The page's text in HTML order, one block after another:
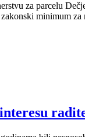
za parcelu
zakonski minimum